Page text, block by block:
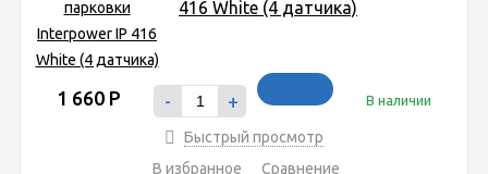
416 White (4 датчика)
1 660 Р - + В наличии
Быстрый просмотр
В избранное
Сравнение